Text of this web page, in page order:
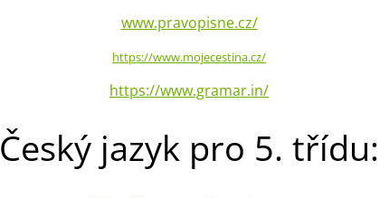
www.pravopisne.cz/
https://www.mojecestina.cz/
https://www.gramar.in/
Český jazyk pro 5. třídu: